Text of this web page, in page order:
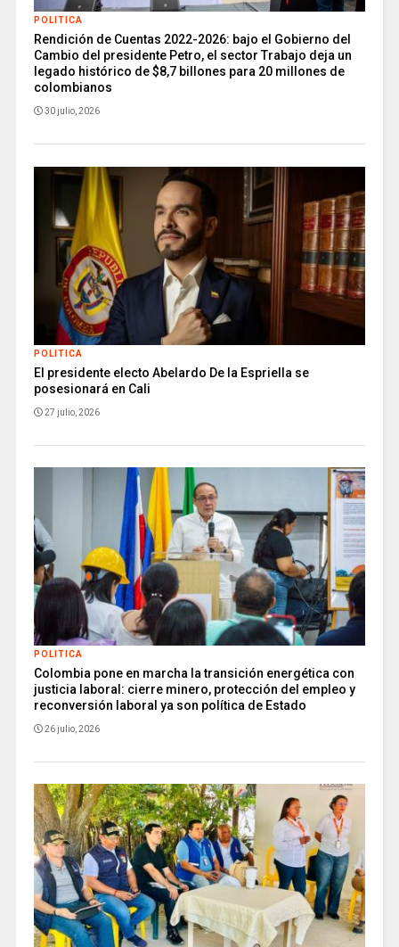
POLITICA
Rendición de Cuentas 2022-2026: bajo el Gobierno del
Cambio del presidente Petro, el sector Trabajo deja un
legado histórico de $8,7 billones para 20 millones de
colombianos
30 julio, 2026
POLITICA
El presidente electo Abelardo De la Espriella se
posesionará en Cali
27 julio, 2026
POLITICA
Colombia pone en marcha la transición energética con
justicia laboral: cierre minero, protección del empleo y
reconversión laboral ya son política de Estado
26 julio, 2026